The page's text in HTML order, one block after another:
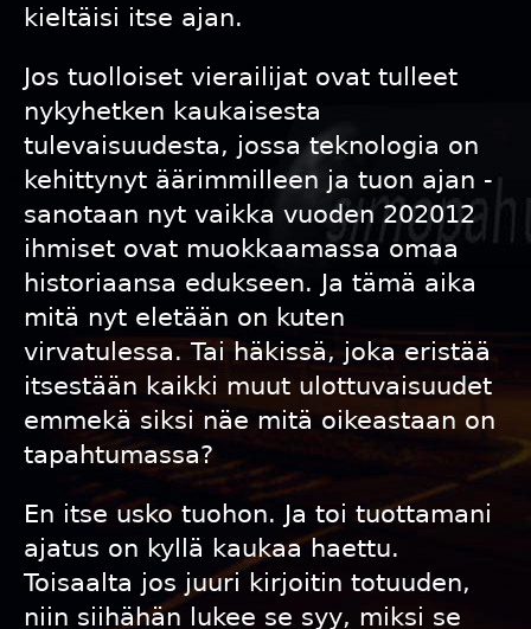
kieltäisi itse ajan.
Jos tuolloiset vierailijat ovat tulleet
nykyhetken kaukaisesta
tulevaisuudesta, jossa teknologia on
kehittynyt äärimmilleen ja tuon ajan -
sanotaan nyt vaikka vuoden 202012
ihmiset ovat muokkaamassa omaa
historiaansa edukseen. Ja tämä aika
mitä nyt eletään on kuten
virvatulessa. Tai häkissä, joka eristää
itsestään kaikki muut ulottuvaisuudet
emmekä siksi näe mitä oikeastaan on
tapahtumassa?
En itse usko tuohon. Ja toi tuottamani
ajatus on kyllä kaukaa haettu.
Toisaalta jos juuri kirjoitin totuuden,
niin siihähän lukee se syy, miksi se